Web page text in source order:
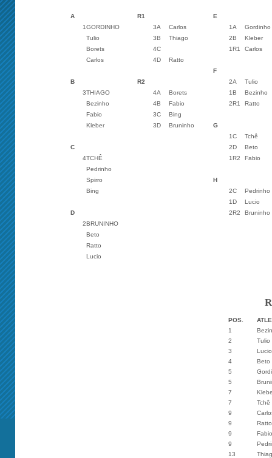
A R1
E
1GORDINHO 3A Carlos 1A
Gordinho
Tulio
3B Thiago 2B
Kleber
Borets
4C 1R1
Carlos
Carlos
4D
Ratto
F
B
R2 2A
Tulio
3THIAGO 4A Borets 1B
Bezinho
Bezinho
4B Fabio 2R1
Ratto
Fabio
3C
Bing
Kleber
3D Bruninho
G
1C
Tchê
C
2D
Beto
4TCHÊ 1R2
Fabio
Pedrinho
Spirro
H
Bing
2C
Pedrinho
1D
Lucio
D
2R2
Bruninho
2BRUNINHO
Beto
Ratto
Lucio
POS.
1
2
Tulio
3
Lucio
4
Beto
5
5
7
7
Tchê
9
9
Ratto
9
Fabio
9
13